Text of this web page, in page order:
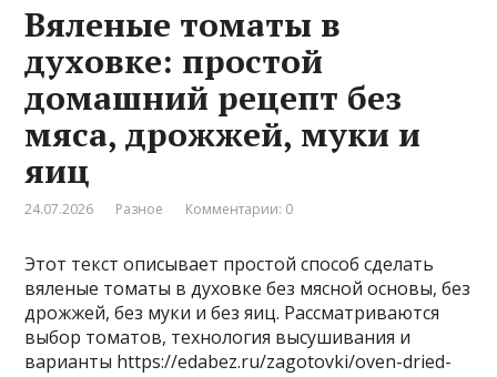
Вяленые томаты в
духовке: простой
домашний рецепт без
мяса, дрожжей, муки и
яиц
24.07.2026 Разное Комментарии: 0
Этот текст описывает простой способ сделать
вяленые томаты в духовке без мясной основы, без
дрожжей, без муки и без яиц. Рассматриваются
выбор томатов, технология высушивания и
варианты https://edabez.ru/zagotovki/oven-dried-